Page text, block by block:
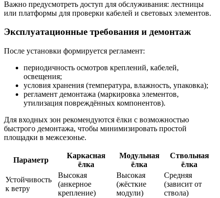
Важно предусмотреть доступ для обслуживания: лестницы
или платформы для проверки кабелей и световых элементов.
Эксплуатационные требования и демонтаж
После установки формируется регламент:
периодичность осмотров креплений, кабелей,
освещения;
условия хранения (температура, влажность, упаковка);
регламент демонтажа (маркировка элементов,
утилизация повреждённых компонентов).
Для входных зон рекомендуются ёлки с возможностью
быстрого демонтажа, чтобы минимизировать простой
площадки в межсезонье.
Параметр
Каркасная
ёлка
Модульная
ёлка
Ствольная
ёлка
Устойчивость
к ветру
Высокая
(анкерное
крепление)
Высокая
(жёсткие
модули)
Средняя
(зависит от
ствола)